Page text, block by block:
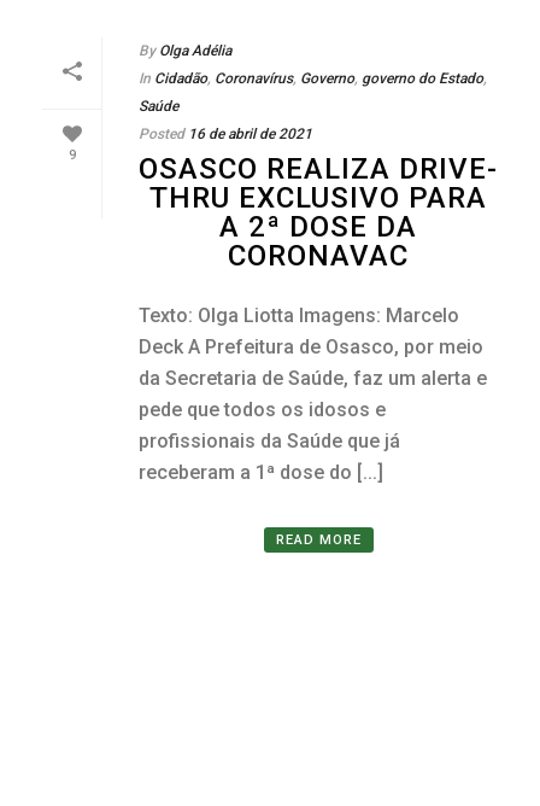
9
By Olga Adélia
In Cidadão, Coronavírus, Governo, governo do Estado,
Saúde
Posted 16 de abril de 2021
OSASCO REALIZA DRIVE-
THRU EXCLUSIVO PARA
A 2ª DOSE DA
CORONAVAC
Texto: Olga Liotta Imagens: Marcelo
Deck A Prefeitura de Osasco, por meio
da Secretaria de Saúde, faz um alerta e
pede que todos os idosos e
profissionais da Saúde que já
receberam a 1ª dose do [...]
READ MORE